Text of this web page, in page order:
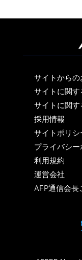
サイトから
サイトに関
サイトに関
採用情報
サイトポリシ
プライバシ
利用規約
運営会社
AFP通信会長